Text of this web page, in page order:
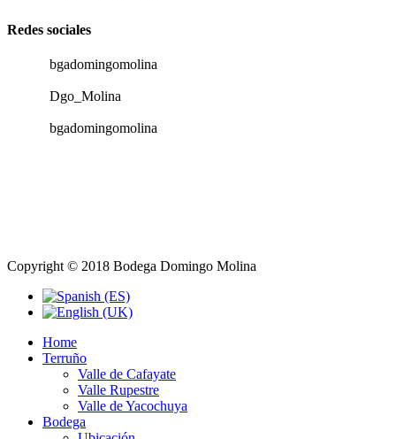
Redes sociales
bgadomingomolina
Dgo_Molina
bgadomingomolina
Copyright © 2018 Bodega Domingo Molina
Home
Terruño
Valle de Cafayate
Valle Rupestre
Valle de Yacochuya
Bodega